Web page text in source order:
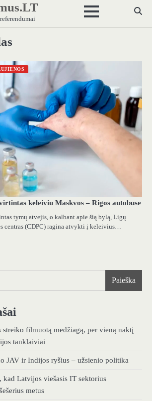
keleiviu Maskvos – Rigos autobuse
tymų atvejis, o kalbant apie šią bylą, Ligų
centras (CDPC) ragina atvykti į keleivius…
Paieška
streiko filmuotą medžiagą, per vieną naktį
tanklaiviai
JAV ir Indijos ryšius – užsienio politika
kad Latvijos viešasis IT sektorius
metus